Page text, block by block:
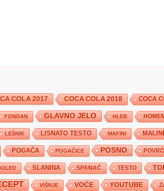
COLA 2017 COCA COLA 2018 COCA
FONDAN GLAVNO JELO HLEB
LEŠNIK LISNATO TESTO MAFINI
POGAČA POGAČICE POSNO
SLANINA SPANAĆ TESTO
VIŠNJE VOĆE YOUTUBE